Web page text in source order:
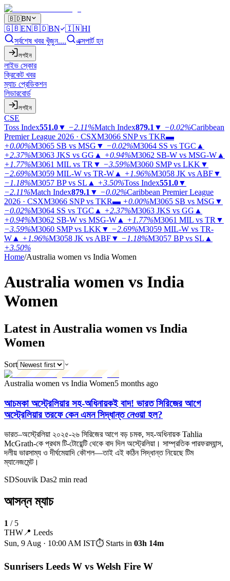
🇧🇩BN
🇬🇧EN🇧🇩BN 🇮🇳HI
সর্বশেষ খবর খুঁজুন....
এক্সপার্ট হন
লগইন
লাইভ স্কোর
ক্রিকেট খবর
ম্যাচ প্রেডিকশন
লিডারবোর্ড
লগইন
CSE
Toss Index551.0▼ −2.11%Match Index879.1 ▼ −0.02%Caribbean
Premier League 2026 · CSXM3066 SNP vs TKR▬
+0.00%M3065 SB vs MSG ▼ −0.02%M3064 SS vs TGC ▲
+2.37%M3063 JKS vs GG ▲ +0.94%M3062 SB-W vs MSG-W ▲
+1.77%M3061 MIL vs TR ▼ −3.59%M3060 SMP vs LKK ▼
−2.69%M3059 MIL-W vs TR-W ▲ +1.96%M3058 JK vs ABF▼
−1.18%M3057 BP vs SL ▲ +3.50%Toss Index551.0▼
−2.11%Match Index879.1 ▼ −0.02%Caribbean Premier League
2026 · CSXM3066 SNP vs TKR▬ +0.00%M3065 SB vs MSG ▼
−0.02%M3064 SS vs TGC ▲ +2.37%M3063 JKS vs GG ▲
+0.94%M3062 SB-W vs MSG-W ▲ +1.77%M3061 MIL vs TR ▼
−3.59%M3060 SMP vs LKK ▼ −2.69%M3059 MIL-W vs TR-
W ▲ +1.96%M3058 JK vs ABF▼ −1.18%M3057 BP vs SL ▲
+3.50%
Home/Australia women vs India Women
Australia women vs India
Women
Latest in Australia women vs India
Women
Sort
Australia women vs India Women5 months ago
আচমকা অস্ট্রেলিয়ার সহ-অধিনায়কই বাদ! ভারত সিরিজের আগে
অস্ট্রেলিয়ার তরফে কেন এমন সিদ্ধান্ত নেওয়া হল?
ভারত–অস্ট্রেলিয়া ২০২৫-২৬ সিরিজের আগে বড় চমক, সহ-অধিনায়ক Tahlia
McGrath-কে প্রথম টি-টোয়েন্টি থেকে বাদ দিল অস্ট্রেলিয়া। সাম্প্রতিক পারফরম্যান্স,
দলীয় ভারসাম্য ও দীর্ঘমেয়াদি কৌশল—তাই এই কঠিন সিদ্ধান্ত নিয়েছে টিম
ম্যানেজমেন্ট।
SDSouvik Das2 min read
আসন্ন ম্যাচ
1 / 5
THW 📍 Leeds
Sun, 9 Aug · 10:00 AM IST⏱ Starts in 03h 14m
Sunrisers Leeds W vs Welsh Fire W